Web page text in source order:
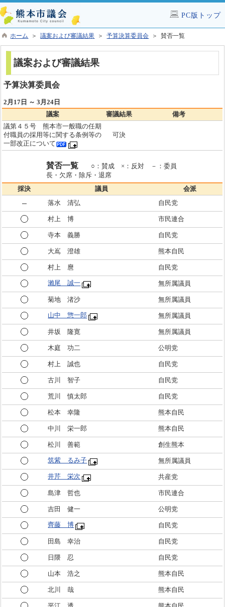
PC版トップ
ホーム ＞議案および審議結果 ＞予算決算委員会 ＞ 賛否一覧
議案および審議結果
予算決算委員会
2月17日 ～ 3月24日
議案
審議結果
備考
議第４５号 熊本市一般職の任期
付職員の採用等に関する条例等の
一部改正について
可決
賛否一覧
○：賛成 ×：反対 －：委員
長・欠席・除斥・退席
採決 議員
会派
落水 清弘
自民党
村上 博 市民連合
寺本 義勝 自民党
大嶌 澄雄 熊本自民
村上 麿 自民党
瀨尾 誠一 無所属議員
菊地 渚沙 無所属議員
山中 惣一郎 無所属議員
井坂 隆寛 無所属議員
木庭 功二 公明党
村上 誠也 自民党
古川 智子 自民党
荒川 慎太郎 自民党
松本 幸隆 熊本自民
中川 栄一郎 熊本自民
松川 善範 創生熊本
筑紫 るみ子 無所属議員
井芹 栄次 共産党
島津 哲也 市民連合
吉田 健一 公明党
齊藤 博 自民党
田島 幸治 自民党
日隈 忍 自民党
山本 浩之 熊本自民
北川 哉 熊本自民